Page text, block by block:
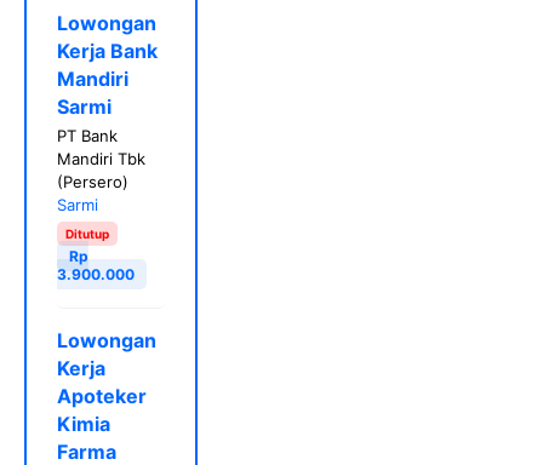
Lowongan
Kerja Bank
Mandiri
Sarmi
PT Bank
Mandiri Tbk
(Persero)
Sarmi
Ditutup
Rp
3.900.000
Lowongan
Kerja
Apoteker
Kimia
Farma